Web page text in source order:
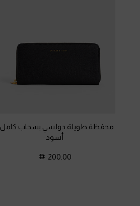
محفظة طويلة دولسي بسحاب كامل
أسود
200.00